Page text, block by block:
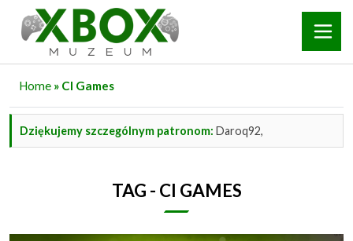
Home » CI Games
Dziękujemy szczególnym patronom: Daroq92,
TAG - CI GAMES